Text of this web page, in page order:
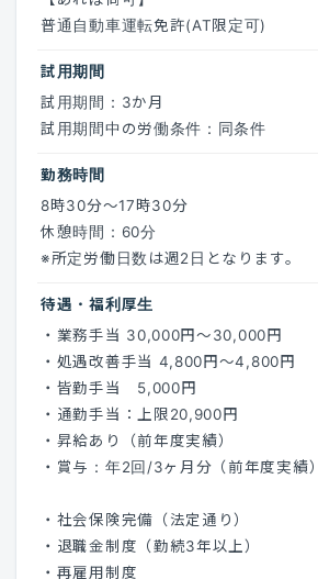
普通自動車運転免許(AT限定可)
試用期間
試用期間：3か月
試用期間中の労働条件：同条件
勤務時間
8時30分〜17時30分
休憩時間：60分
※所定労働日数は週2日となります。
待遇・福利厚生
・業務手当 30,000円〜30,000円
・処遇改善手当 4,800円〜4,800円
・皆勤手当 5,000円
・通勤手当：上限20,900円
・昇給あり（前年度実績）
・賞与：年2回/3ヶ月分（前年度実績）
・社会保険完備（法定通り）
・退職金制度（勤続3年以上）
・再雇用制度